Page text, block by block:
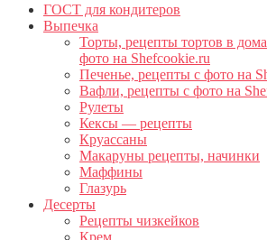
ГОСТ для кондитеров
Выпечка
Торты, рецепты тортов в
фото на Shefcookie.ru
Печенье, рецепты с фото на
Вафли, рецепты с фото на
Рулеты
Кексы — рецепты
Круассаны
Макаруны рецепты, начинки
Маффины
Глазурь
Десерты
Рецепты чизкейков
Крем